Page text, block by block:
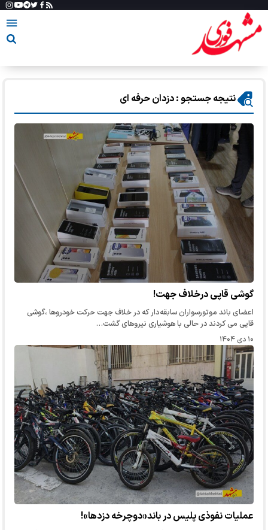
نتیجه جستجو : دزدان حرفه ای
گوشی قاپی درخلاف جهت!
اعضای باند موتورسواران سابقه دار که در خلاف جهت حرکت خودروها ،گوشی
قاپی می کردند در حالی با هوشیاری نیروهای گشت…
۱۰ دی ۱۴۰۴
عملیات نفوذی پلیس در باند«دوچرخه دزدها»!